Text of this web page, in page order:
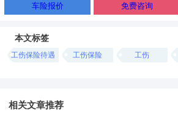
车险报价 免费咨询
本文标签
工伤保险待遇 工伤保险 工伤
相关文章推荐